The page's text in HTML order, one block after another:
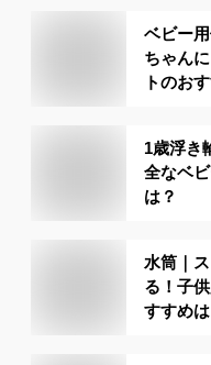
ベビー
ちゃん
トのお
1歳浮き
全なベ
は？
水筒｜
る！子
すすめは